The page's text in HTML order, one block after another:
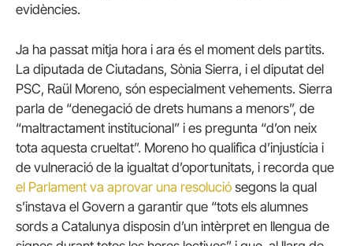
evidències.
Ja ha passat mitja hora i ara és el moment dels partits.
La diputada de Ciutadans, Sònia Sierra, i el diputat del
PSC, Raül Moreno, són especialment vehements. Sierra
parla de “denegació de drets humans a menors”, de
“maltractament institucional” i es pregunta “d’on neix
tota aquesta crueltat”. Moreno ho qualifica d’injustícia i
de vulneració de la igualtat d’oportunitats, i recorda que
el Parlament va aprovar una resolució segons la qual
s’instava el Govern a garantir que “tots els alumnes
sords a Catalunya disposin d’un intèrpret en llengua de